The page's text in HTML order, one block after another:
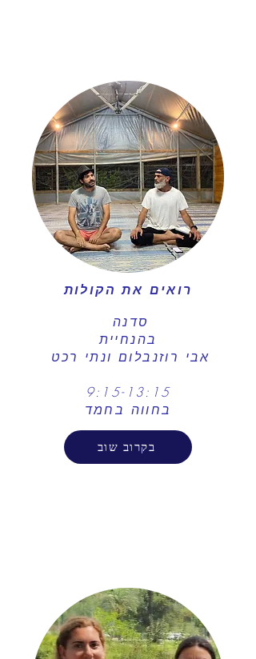
רואים את הקולות
סדנה
בהנחיית
אבי רוזנבלום ונתי רכט
9:15-13:15
בקרוב שוב